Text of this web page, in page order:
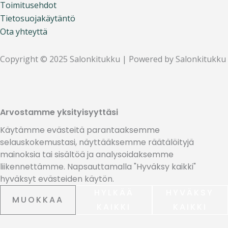
Toimitusehdot
Tietosuojakäytäntö
Ota yhteyttä
Copyright © 2025 Salonkitukku | Powered by Salonkitukku
Arvostamme yksityisyyttäsi
Käytämme evästeitä parantaaksemme
selauskokemustasi, näyttääksemme räätälöityjä
mainoksia tai sisältöä ja analysoidaksemme
liikennettämme. Napsauttamalla "Hyväksy kaikki"
hyväksyt evästeiden käytön.
MUOKKAA